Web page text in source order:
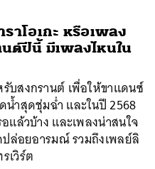
าโอเกะ หรือเพลง
ต์ปีนี้ มีเพลงไหนใน
บสงกรานต์ เพื่อให้ขาแดนซ์
น้ำสุดชุ่มฉ่ำ และในปี 2568
ล้วบ้าง และเพลงน่าสนใจ
ปล่อยอารมณ์ รวมถึงเพลย์ลิ
เวิร์ต